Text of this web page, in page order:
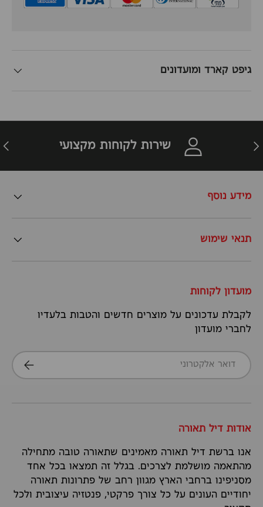
גיפט קארד ומועדונים
חזרה שירות לקוחות מקצועי
מידע נוסף
תנאי שימוש
מועדון לקוחות
לקבלת עדכונים על מוצרים חדשים והטבות בלעדיו
לחברי מועדון
דואר אלקטרוני
הרשמה
אודות דיל תאורה
אנו ברשת דיל תאורה מאמינים שתאורה טובה מתחילה
מהתאמה מושלמת לצרכים. בגלל זה תמצאו בכל אחד
מסניפינו ברחבי הארץ מגוון רחב של פתרונות תאורה
יחודיים העונים על כל צורך פרקטי, פנטזיה עיצובית ולכל